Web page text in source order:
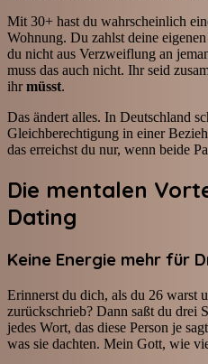
Mit 30+ hast du wahrscheinlich
Wohnung. Du zahlst deine
du nicht aus Verzweiflung an
muss das auch nicht. Ihr seid
ihrmüsst.
Das ändert alles. In Deutschland
Gleichberechtigung in einer
das erreichst du nur, wenn beide
Die mentalen
Dating
Keine Energie mehr für
Erinnerst du dich, als du 26 warst
zurückschrieb? Dann saßt du drei
jedes Wort, das diese Person je
was sie dachten. Mein Gott, wie